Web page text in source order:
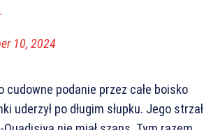
10, 2024
cudowne podanie przez całe boisko
uderzył po długim słupku. Jego strzał